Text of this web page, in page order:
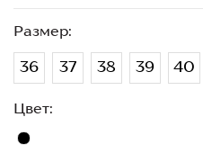
Размер:
36 37 38 39 40
Цвет: